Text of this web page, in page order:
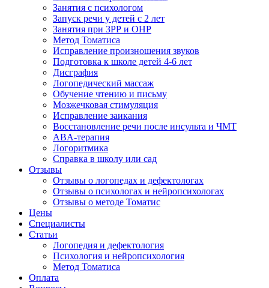
Занятия с психологом
Запуск речи у детей с 2 лет
Занятия при ЗРР и ОНР
Метод Томатиса
Исправление произношения звуков
Подготовка к школе детей 4-6 лет
Дисграфия
Логопедический массаж
Обучение чтению и письму
Мозжечковая стимуляция
Исправление заикания
Восстановление речи после инсульта и ЧМТ
ABA-терапия
Логоритмика
Справка в школу или сад
Отзывы
Отзывы о логопедах и дефектологах
Отзывы о психологах и нейропсихологах
Отзывы о методе Томатис
Цены
Специалисты
Статьи
Логопедия и дефектология
Психология и нейропсихология
Метод Томатиса
Оплата